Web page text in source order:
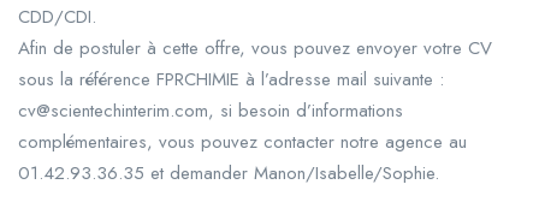
CDD/CDI.
Afin de postuler à cette offre, vous pouvez envoyer votre CV
sous la référence FPRCHIMIE à l’adresse mail suivante :
cv@scientechinterim.com, si besoin d’informations
complémentaires, vous pouvez contacter notre agence au
01.42.93.36.35 et demander Manon/Isabelle/Sophie.